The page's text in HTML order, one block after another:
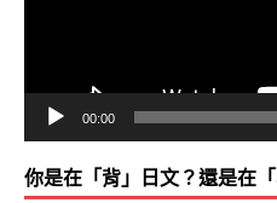
00:00
你是在「背」日文？還是在